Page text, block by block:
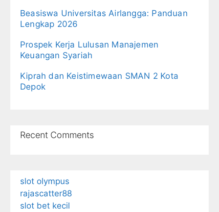
Beasiswa Universitas Airlangga: Panduan
Lengkap 2026
Prospek Kerja Lulusan Manajemen
Keuangan Syariah
Kiprah dan Keistimewaan SMAN 2 Kota
Depok
Recent Comments
slot olympus
rajascatter88
slot bet kecil